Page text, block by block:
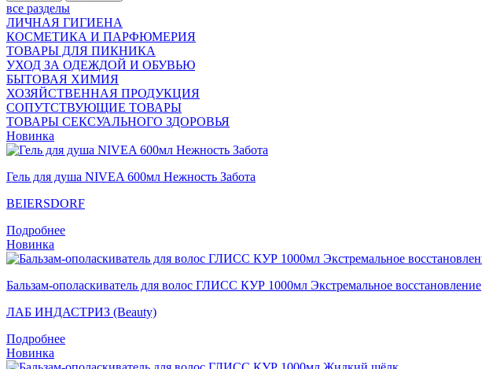
все разделы
ЛИЧНАЯ ГИГИЕНА
КОСМЕТИКА И ПАРФЮМЕРИЯ
ТОВАРЫ ДЛЯ ПИКНИКА
УХОД ЗА ОДЕЖДОЙ И ОБУВЬЮ
БЫТОВАЯ ХИМИЯ
ХОЗЯЙСТВЕННАЯ ПРОДУКЦИЯ
СОПУТСТВУЮЩИЕ ТОВАРЫ
ТОВАРЫ СЕКСУАЛЬНОГО ЗДОРОВЬЯ
Новинка
Гель для душа NIVEA 600мл Нежность Забота
BEIERSDORF
Подробнее
Новинка
Бальзам-ополаскиватель для волос ГЛИСС КУР 1000мл Экстремальное восстановление
ЛАБ ИНДАСТРИЗ (Beauty)
Подробнее
Новинка